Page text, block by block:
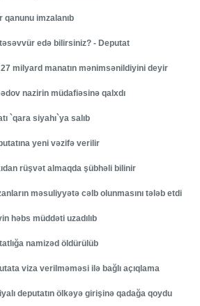
qanunu imzalanıb
edə bilirsiniz? - Deputat
milyard manatın mənimsənildiyini deyir
nazirin müdafiəsinə qalxdı
`qara siyahı`ya salıb
yeni vəzifə verilir
rüşvət almaqda şübhəli bilinir
məsuliyyətə cəlb olunmasını tələb etdi
həbs müddəti uzadılıb
namizəd öldürülüb
viza verilməməsi ilə bağlı açıqlama
deputatın ölkəyə girişinə qadağa qoydu